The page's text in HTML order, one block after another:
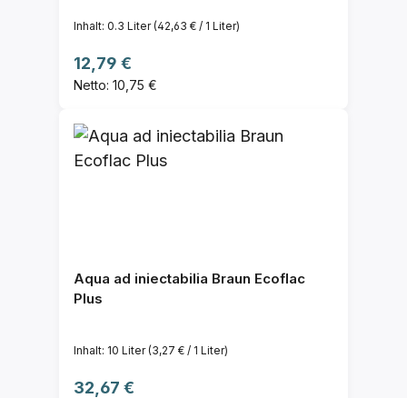
Inhalt: 0.3 Liter(42,63 € / 1 Liter)
Regulärer Preis:
12,79 €
Netto: 10,75 €
Aqua ad iniectabilia Braun Ecoflac
Plus
Inhalt: 10 Liter(3,27 € / 1 Liter)
Regulärer Preis:
32,67 €